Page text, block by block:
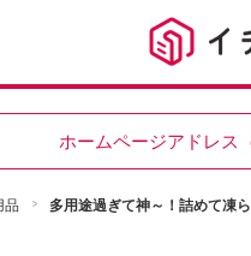
ホームページアドレス
品 多用途過ぎて神～！詰めて凍